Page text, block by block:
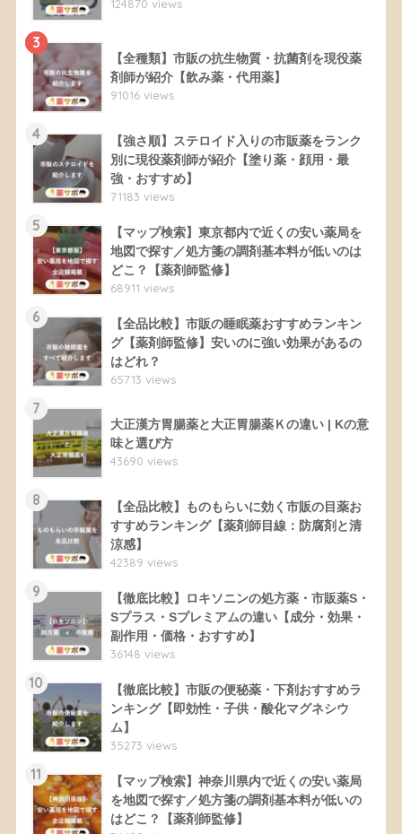
124870 views
3
【全種類】市販の抗生物質・抗菌剤を現役薬
剤師が紹介【飲み薬・代用薬】
91016 views
4
【強さ順】ステロイド入りの市販薬をランク
別に現役薬剤師が紹介【塗り薬・顔用・最
強・おすすめ】
71183 views
5
【マップ検索】東京都内で近くの安い薬局を
地図で探す／処方箋の調剤基本料が低いのは
どこ？【薬剤師監修】
68911 views
6
【全品比較】市販の睡眠薬おすすめランキン
グ【薬剤師監修】安いのに強い効果があるの
はどれ？
65713 views
7
大正漢方胃腸薬と大正胃腸薬Ｋの違い | Kの意
味と選び方
43690 views
8
【全品比較】ものもらいに効く市販の目薬お
すすめランキング【薬剤師目線：防腐剤と清
涼感】
42389 views
9
【徹底比較】ロキソニンの処方薬・市販薬S・
Sプラス・Sプレミアムの違い【成分・効果・
副作用・価格・おすすめ】
36148 views
10
【徹底比較】市販の便秘薬・下剤おすすめラ
ンキング【即効性・子供・酸化マグネシウ
ム】
35273 views
11
【マップ検索】神奈川県内で近くの安い薬局
を地図で探す／処方箋の調剤基本料が低いの
はどこ？【薬剤師監修】